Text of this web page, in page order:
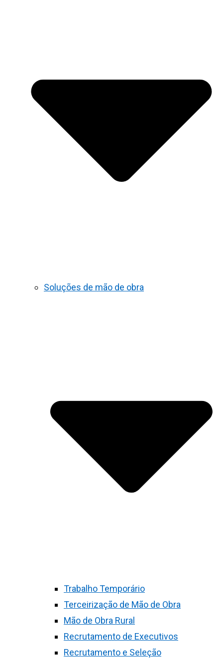
Soluções de mão de obra
Trabalho Temporário
Terceirização de Mão de Obra
Mão de Obra Rural
Recrutamento de Executivos
Recrutamento e Seleção